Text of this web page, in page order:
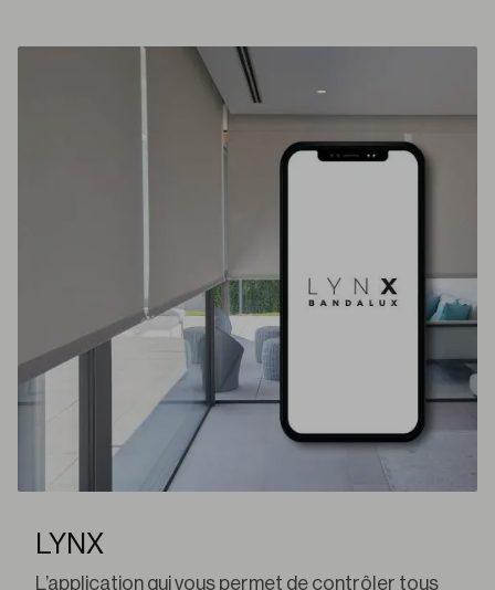
LYNX
L’application qui vous permet de contrôler tous